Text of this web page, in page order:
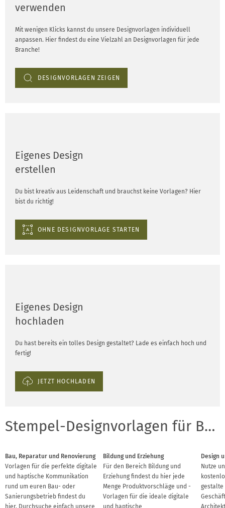
verwenden
Mit wenigen Klicks kannst du unsere Designvorlagen individuell
anpassen. Hier findest du eine Vielzahl an Designvorlagen für jede
Branche!
DESIGNVORLAGEN ZEIGEN
Eigenes Design
erstellen
Du bist kreativ aus Leidenschaft und brauchst keine Vorlagen? Hier
bist du richtig!
OHNE DESIGNVORLAGE STARTEN
Eigenes Design
hochladen
Du hast bereits ein tolles Design gestaltet? Lade es einfach hoch und
fertig!
JETZT HOCHLADEN
Stempel-Designvorlagen für Branchen
Bau, Reparatur und Renovierung
Vorlagen für die perfekte digitale
und haptische Kommunikation
rund um euren Bau- oder
Sanierungsbetrieb findest du
hier. Durchsuche einfach unsere
Bildung und Erziehung
Für den Bereich Bildung und
Erziehung findest du hier jede
Menge Produktvorschläge und -
Vorlagen für die ideale digitale
und haptische
Design
Nutze
gestalte